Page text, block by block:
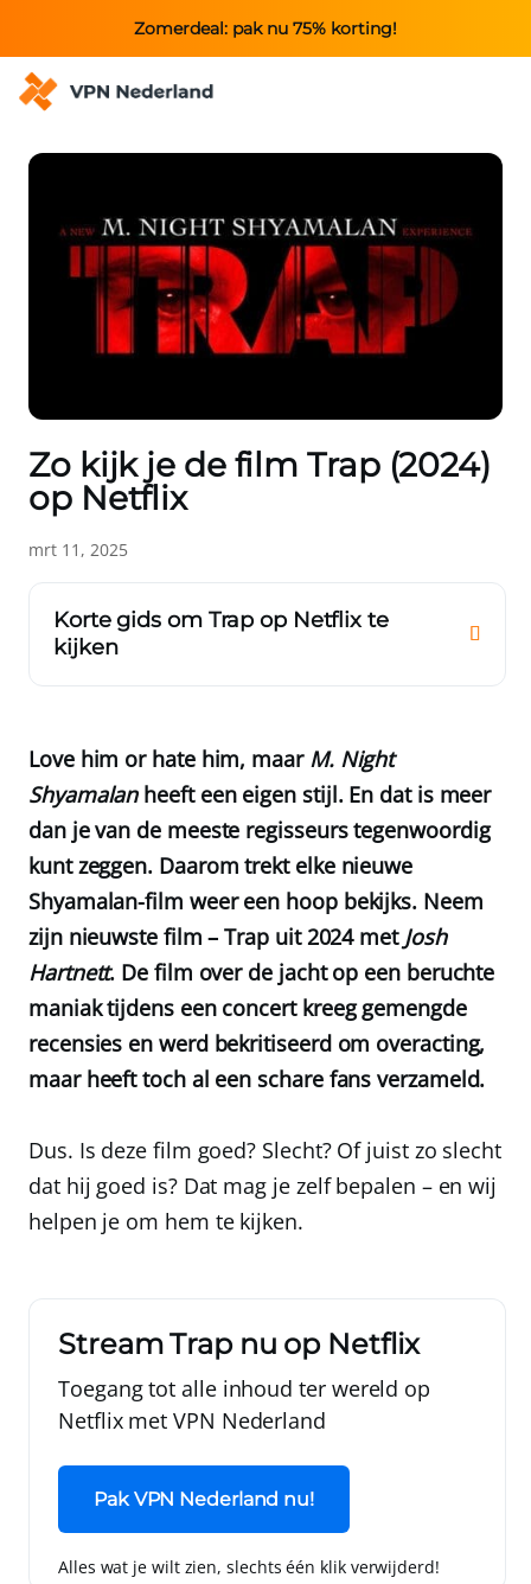
Zomerdeal: pak nu 75% korting!
Zo kijk je de film Trap (2024)
op Netflix
mrt 11, 2025
Korte gids om Trap op Netflix te
kijken
Love him or hate him, maar M. Night
Shyamalanheeft een eigen stijl. En dat is meer
dan je van de meeste regisseurs tegenwoordig
kunt zeggen. Daarom trekt elke nieuwe
Shyamalan-film weer een hoop bekijks. Neem
zijn nieuwste film – Trap uit 2024 met Josh
Hartnett. De film over de jacht op een beruchte
maniak tijdens een concert kreeg gemengde
recensies en werd bekritiseerd om overacting,
maar heeft toch al een schare fans verzameld.
Dus. Is deze film goed? Slecht? Of juist zo slecht
dat hij goed is? Dat mag je zelf bepalen – en wij
helpen je om hem te kijken.
Stream Trap nu op Netflix
Toegang tot alle inhoud ter wereld op
Netflix metVPN Nederland
Pak VPN Nederland nu!
Alles wat je wilt zien, slechts één klik verwijderd!